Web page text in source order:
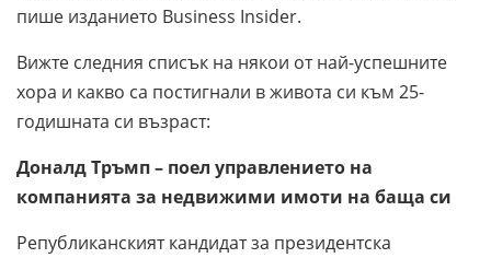
пише изданието Business Insidеr.
Вижте следния списък на някои от най-успешните
хора и какво са постигнали в живота си към 25-
годишната си възраст:
Доналд Тръмп – поел управлението на
компанията за недвижими имоти на баща си
Републиканският кандидат за президентска